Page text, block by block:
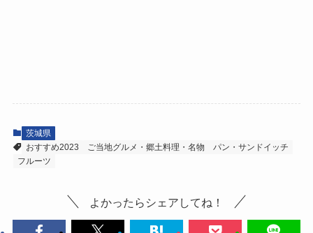
茨城県
おすすめ2023
ご当地グルメ・郷土料理・名物
パン・サンドイッチ
フルーツ
よかったらシェアしてね！